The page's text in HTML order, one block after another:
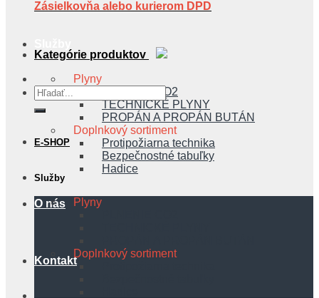
Plyny
PLNENIE CO2
TECHNICKÉ PLYNY
PROPÁN A PROPÁN BUTÁN
Doplnkový sortiment
Protipožiarna technika
Bezpečnostné tabuľky
Hadice
O nás
Kontakt
Zásielkovňa alebo kurierom DPD
Kategórie produktov
Hľadať:
E-SHOP
Služby
Plyny
Doplnkový sortiment